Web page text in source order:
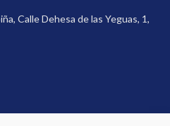
Calle Dehesa de las Yeguas, 1,